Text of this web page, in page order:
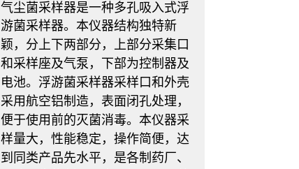
气尘菌采样器是一种多孔吸入式浮
游菌采样器。 本仪器结构独特新
颖，分上下两部分，上部分采集口
和采样座及气泵，下部为控制器及
电池。浮游菌采样器采样口和外壳
采用航空铝制造，表面闭孔处理，
便于使用前的灭菌消毒。本仪器采
样量大，性能稳定，操作简便，达
到同类产品先水平，是各制药厂、